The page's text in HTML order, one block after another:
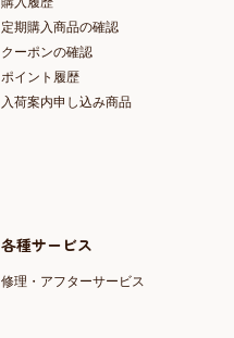
定期購入商品の確認
クーポンの確認
ポイント履歴
入荷案内申し込み商品
各種サービス
修理・アフターサービス